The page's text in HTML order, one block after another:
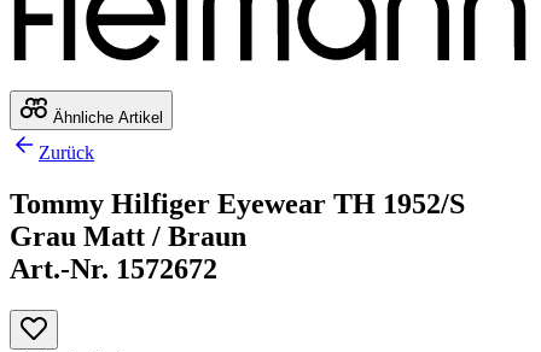
Ähnliche Artikel
Zurück
Tommy Hilfiger Eyewear TH 1952/S
Grau Matt / Braun
Art.-Nr. 1572672